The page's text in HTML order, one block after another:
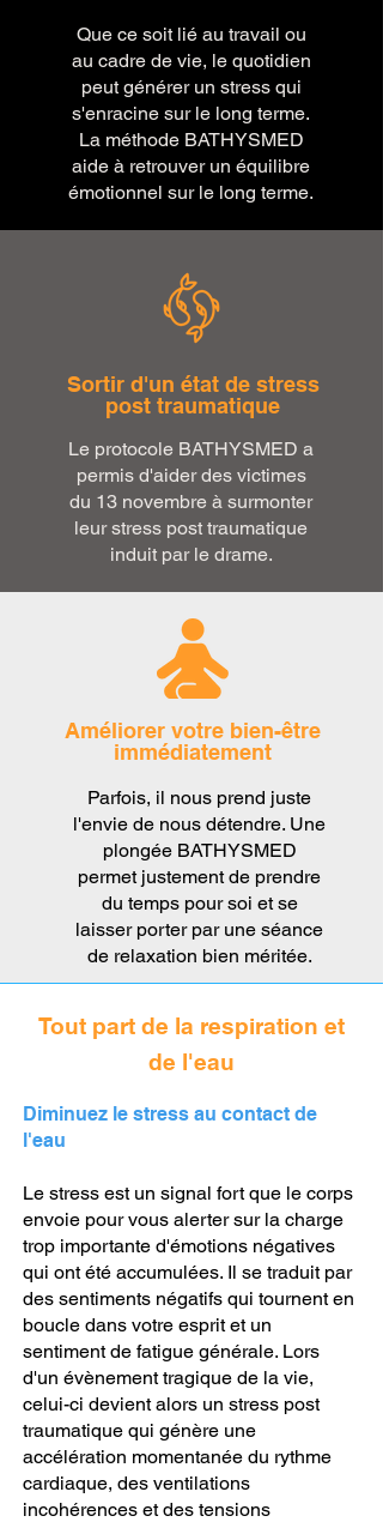
Que ce soit lié au travail ou
au cadre de vie, le quotidien
peut générer un stress qui
s'enracine sur le long terme.
La méthode BATHYSMED
aide à retrouver un équilibre
émotionnel sur le long terme.
Sortir d'un état de stress
post traumatique
Le protocole BATHYSMED a
permis d'aider des victimes
du 13 novembre à surmonter
leur stress post traumatique
induit par le drame.
Améliorer votre bien-être
immédiatement
Parfois, il nous prend juste
l'envie de nous détendre. Une
plongée BATHYSMED
permet justement de prendre
du temps pour soi et se
laisser porter par une séance
de relaxation bien méritée.
Tout part de la respiration et
de l'eau
Diminuez le stress au contact de
l'eau
Le stress est un signal fort que le corps
envoie pour vous alerter sur la charge
trop importante d'émotions négatives
qui ont été accumulées. Il se traduit par
des sentiments négatifs qui tournent en
boucle dans votre esprit et un
sentiment de fatigue générale. Lors
d'un évènement tragique de la vie,
celui-ci devient alors un stress post
traumatique qui génère une
accélération momentanée du rythme
cardiaque, des ventilations
incohérences et des tensions